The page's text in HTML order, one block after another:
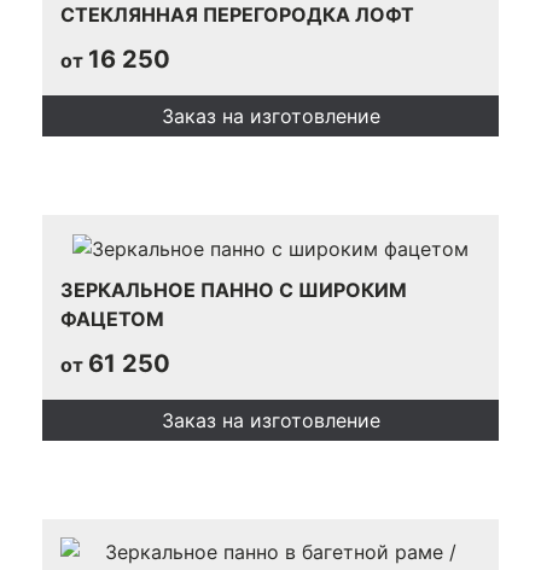
СТЕКЛЯННАЯ ПЕРЕГОРОДКА ЛОФТ
от 16 250
Заказ на изготовление
ЗЕРКАЛЬНОЕ ПАННО С ШИРОКИМ
ФАЦЕТОМ
от 61 250
Заказ на изготовление